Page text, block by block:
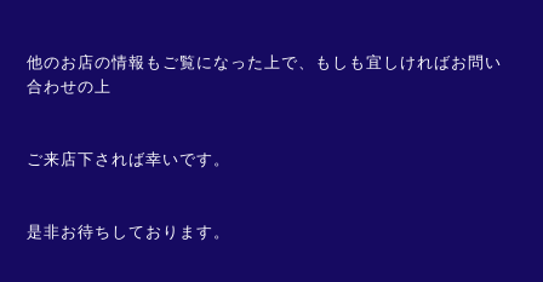
他のお店の情報もご覧になった上で、もしも宜しければお問い
合わせの上
ご来店下されば幸いです。
是非お待ちしております。